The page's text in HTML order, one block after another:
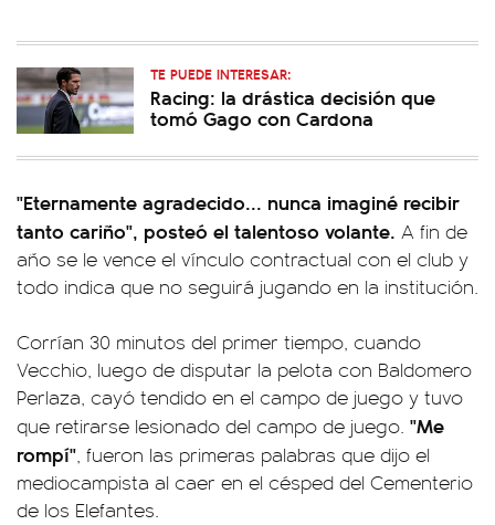
TE PUEDE INTERESAR:
Racing: la drástica decisión que
tomó Gago con Cardona
"Eternamente agradecido... nunca imaginé recibir
tanto cariño", posteó el talentoso volante. A fin de
año se le vence el vínculo contractual con el club y
todo indica que no seguirá jugando en la institución.
Corrían 30 minutos del primer tiempo, cuando
Vecchio, luego de disputar la pelota con Baldomero
Perlaza, cayó tendido en el campo de juego y tuvo
que retirarse lesionado del campo de juego. "Me
rompí", fueron las primeras palabras que dijo el
mediocampista al caer en el césped del Cementerio
de los Elefantes.